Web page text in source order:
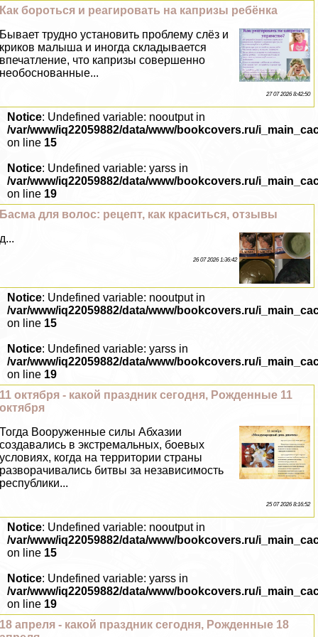
Как бороться и реагировать на капризы ребёнка
Бывает трудно установить проблему слёз и
криков малыша и иногда складывается
впечатление, что капризы совершенно
необоснованные...
27 07 2026 8:42:50
Notice: Undefined variable: nooutput in
/var/www/iq22059882/data/www/bookcovers.ru/
on line 15
Notice: Undefined variable: yarss in
/var/www/iq22059882/data/www/bookcovers.ru/
on line 19
Басма для волос: рецепт, как краситься, отзывы
д...
26 07 2026 1:36:42
Notice: Undefined variable: nooutput in
/var/www/iq22059882/data/www/bookcovers.ru/
on line 15
Notice: Undefined variable: yarss in
/var/www/iq22059882/data/www/bookcovers.ru/
on line 19
11 октября - какой праздник сегодня, Рожденные 11
октября
Тогда Вооруженные силы Абхазии
создавались в экстремальных, боевых
условиях, когда на территории страны
разворачивались битвы за независимость
республики...
25 07 2026 8:16:52
Notice: Undefined variable: nooutput in
/var/www/iq22059882/data/www/bookcovers.ru/
on line 15
Notice: Undefined variable: yarss in
/var/www/iq22059882/data/www/bookcovers.ru/
on line 19
18 апреля - какой праздник сегодня, Рожденные 18